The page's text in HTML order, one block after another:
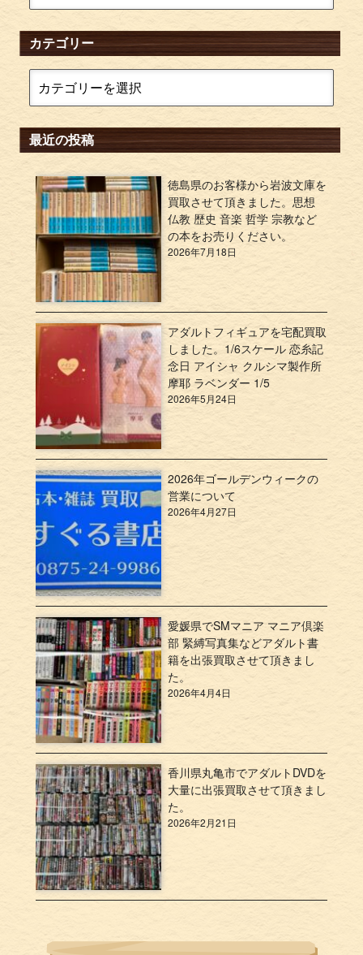
カテゴリー
最近の投稿
徳島県のお客様から岩波文庫を
買取させて頂きました。思想
仏教 歴史 音楽 哲学 宗教など
の本をお売りください。
2026年7月18日
アダルトフィギュアを宅配買取
しました。1/6スケール 恋糸記
念日 アイシャ クルシマ製作所
摩耶 ラベンダー 1/5
2026年5月24日
2026年ゴールデンウィークの
営業について
2026年4月27日
愛媛県でSMマニア マニア倶楽
部 緊縛写真集などアダルト書
籍を出張買取させて頂きまし
た。
2026年4月4日
香川県丸亀市でアダルトDVDを
大量に出張買取させて頂きまし
た。
2026年2月21日